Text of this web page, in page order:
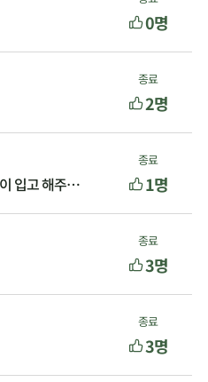
0명
종료
2명
아무런 조미가 안된 옥수수 강냉이 입고 해주세요.
종료
1명
종료
3명
종료
3명